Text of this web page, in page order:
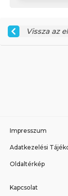
Vissza az
Impresszum
Adatkezelési
Oldaltérkép
Kapcsolat